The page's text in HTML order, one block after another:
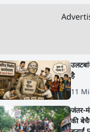
है
11
जंतर-
की